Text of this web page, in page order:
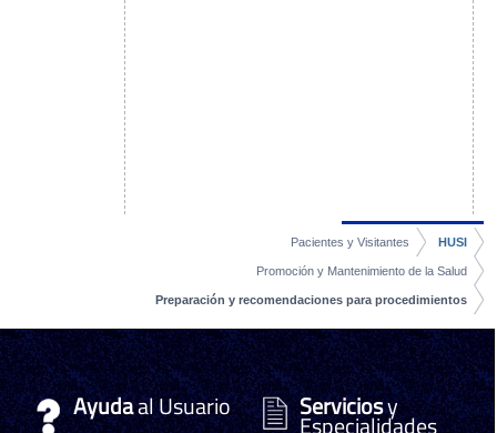
HUSI
Pacientes y Visitantes
Promoción y Mantenimiento de la Salud
Preparación y recomendaciones para procedimientos
Serviciosy
Especialidades
Ayudaal Usuario